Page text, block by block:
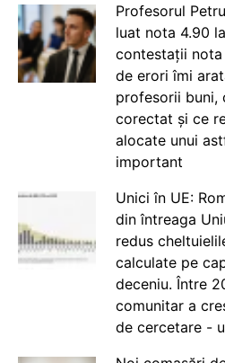
Profesorul
luat nota 4.90
contestații
de erori îmi
profesorii buni,
corectat și ce
alocate unui
important
Unici în UE:
din întreaga
redus
calculate pe
deceniu. Între
comunitar a
de cercetare -